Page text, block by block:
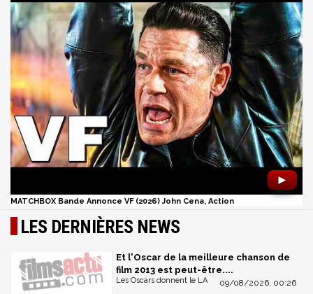
►
MATCHBOX Bande Annonce VF (2026) John Cena, Action
LES DERNIÈRES NEWS
Et l'Oscar de la meilleure chanson de
film 2013 est peut-être....
09/08/2026, 00:26
Les Oscars donnent le LA